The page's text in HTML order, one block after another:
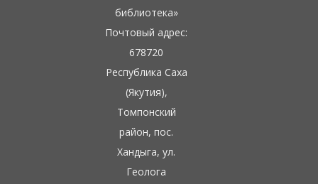
библиотека»
Почтовый адрес:
678720
Республика Саха
(Якутия),
Томпонский
район, пос.
Хандыга, ул.
Геолога